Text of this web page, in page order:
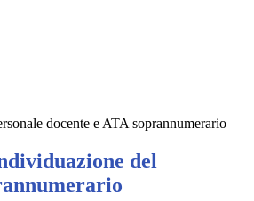
docente e ATA soprannumerario
del